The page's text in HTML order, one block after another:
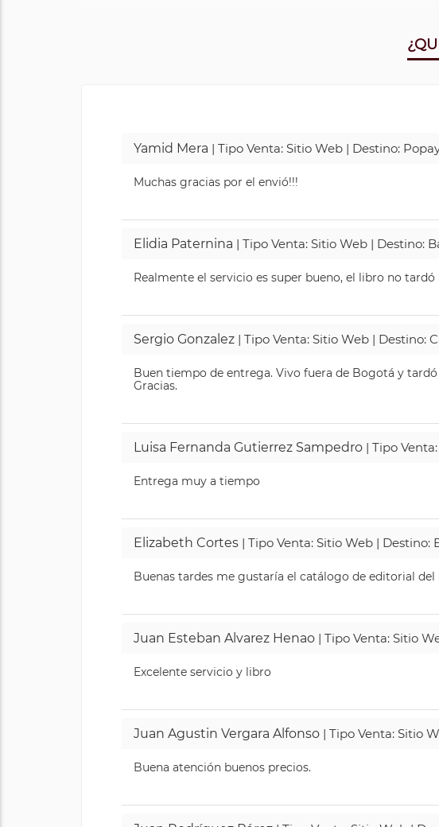
Yamid Mera | Tipo Venta: Sitio Web | Destino:
Muchas gracias por el envió!!!
Elidia Paternina | Tipo Venta: Sitio Web | Destino:
Realmente el servicio es super bueno, el libro no
Sergio Gonzalez | Tipo Venta: Sitio Web | Destino:
Buen tiempo de entrega. Vivo fuera de Bogotá y
Gracias.
Luisa Fernanda Gutierrez Sampedro | Tipo
Entrega muy a tiempo
Elizabeth Cortes | Tipo Venta: Sitio Web | Destino:
Buenas tardes me gustaría el catálogo de editorial
Juan Esteban Alvarez Henao | Tipo Venta: Sitio
Excelente servicio y libro
Juan Agustin Vergara Alfonso | Tipo Venta: Sitio
Buena atención buenos precios.